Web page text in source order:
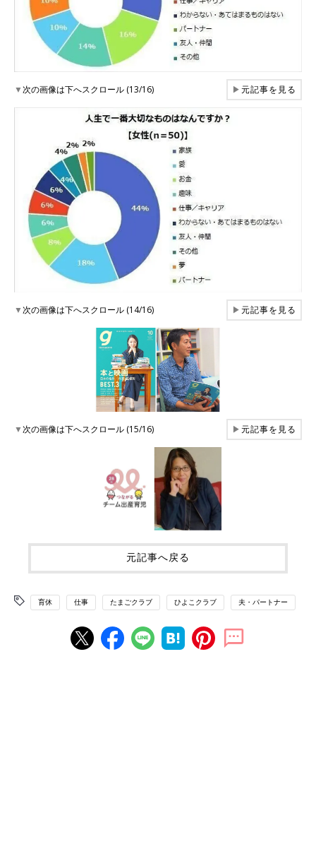
▼次の画像は下へスクロール (13/16) ▶元記事を見る
▼次の画像は下へスクロール (14/16) ▶元記事を見る
▼次の画像は下へスクロール (15/16) ▶元記事を見る
元記事へ戻る
育休 仕事 たまごクラブ ひよこクラブ 夫・パートナー